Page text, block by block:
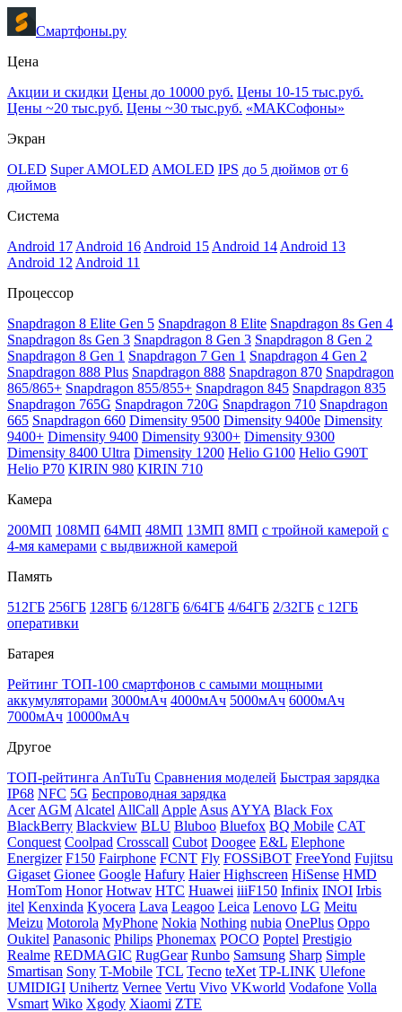
Смартфоны.ру
Цена
Акции и скидки Цены до 10000 руб. Цены 10-15 тыс.руб.
Цены ~20 тыс.руб. Цены ~30 тыс.руб. «МАКСофоны»
Экран
OLED Super AMOLED AMOLED IPS до 5 дюймов от 6
дюймов
Система
Android 17 Android 16 Android 15 Android 14 Android 13
Android 12 Android 11
Процессор
Snapdragon 8 Elite Gen 5 Snapdragon 8 Elite Snapdragon 8s Gen 4
Snapdragon 8s Gen 3 Snapdragon 8 Gen 3 Snapdragon 8 Gen 2
Snapdragon 8 Gen 1 Snapdragon 7 Gen 1 Snapdragon 4 Gen 2
Snapdragon 888 Plus Snapdragon 888 Snapdragon 870 Snapdragon
865/865+ Snapdragon 855/855+ Snapdragon 845 Snapdragon 835
Snapdragon 765G Snapdragon 720G Snapdragon 710 Snapdragon
665 Snapdragon 660 Dimensity 9500 Dimensity 9400e Dimensity
9400+ Dimensity 9400 Dimensity 9300+ Dimensity 9300
Dimensity 8400 Ultra Dimensity 1200 Helio G100 Helio G90T
Helio P70 KIRIN 980 KIRIN 710
Камера
200МП 108МП 64МП 48МП 13МП 8МП с тройной камерой с
4-мя камерами с выдвижной камерой
Память
512ГБ 256ГБ 128ГБ 6/128ГБ 6/64ГБ 4/64ГБ 2/32ГБ с 12ГБ
оперативки
Батарея
Рейтинг ТОП-100 смартфонов с самыми мощными
аккумуляторами 3000мАч 4000мАч 5000мАч 6000мАч
7000мАч 10000мАч
Другое
ТОП-рейтинга AnTuTu Сравнения моделей Быстрая зарядка
IP68 NFC 5G Беспроводная зарядка
Acer AGM Alcatel AllCall Apple Asus AYYA Black Fox
BlackBerry Blackview BLU Bluboo Bluefox BQ Mobile CAT
Conquest Coolpad Crosscall Cubot Doogee E&L Elephone
Energizer F150 Fairphone FCNT Fly FOSSiBOT FreeYond Fujitsu
Gigaset Gionee Google Hafury Haier Highscreen HiSense HMD
HomTom Honor Hotwav HTC Huawei iiiF150 Infinix INOI Irbis
itel Kenxinda Kyocera Lava Leagoo Leica Lenovo LG Meitu
Meizu Motorola MyPhone Nokia Nothing nubia OnePlus Oppo
Oukitel Panasonic Philips Phonemax POCO Poptel Prestigio
Realme REDMAGIC RugGear Runbo Samsung Sharp Simple
Smartisan Sony T-Mobile TCL Tecno teXet TP-LINK Ulefone
UMIDIGI Unihertz Vernee Vertu Vivo VKworld Vodafone Volla
Vsmart Wiko Xgody Xiaomi ZTE